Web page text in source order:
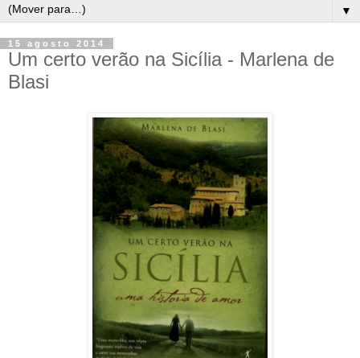
▼
15 agosto 2014
Um certo verão na Sicília - Marlena de
Blasi